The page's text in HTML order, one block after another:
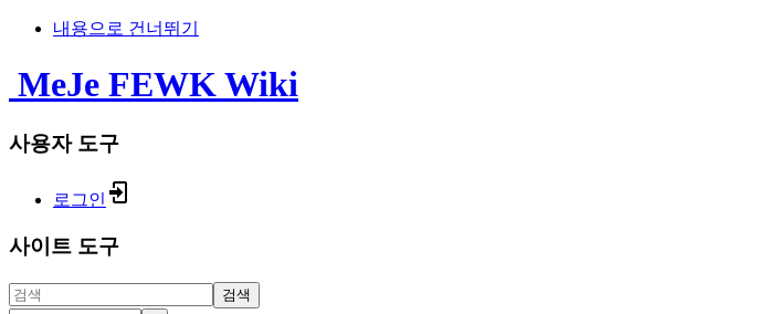
내용으로 건너뛰기
MeJe FEWK Wiki
사용자 도구
로그인
사이트 도구
검색